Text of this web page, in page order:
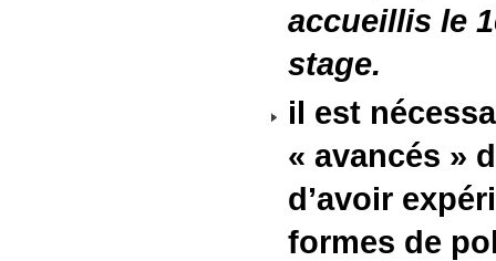
accueillis le
stage.
il est
« avancés »
d’avoir
formes de